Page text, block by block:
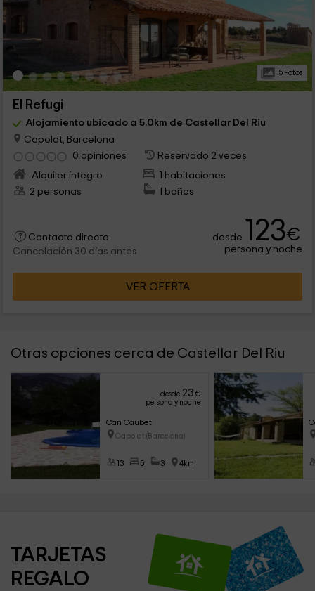
15 Fotos
El Refugi
Alojamiento ubicado a 5.0km de Castellar Del Riu
Capolat, Barcelona
0 opiniones
Reservado 2 veces
Alquiler íntegro
1 habitaciones
2 personas
1 baños
Contacto directo
Cancelación 30 días antes
desde 123€
persona y noche
VER OFERTA
Otras opciones cerca de Castellar Del Riu
desde 23€
persona y noche
Can Caubet I
Capolat (Barcelona)
13 5 3 4km
TARJETAS
REGALO